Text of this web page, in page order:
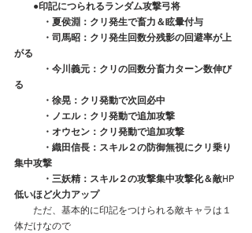
●印記につられるランダム攻撃弓将
・夏侯淵：クリ発生で畜力＆眩暈付与
・司馬昭：クリ発生回数分残影の回避率が上
がる
・今川義元：クリの回数分畜力ターン数伸び
る
・徐晃：クリ発動で次回必中
・ノエル：クリ発動で追加攻撃
・オウセン：クリ発動で追加攻撃
・織田信長：スキル２の防御無視にクリ乗り
集中攻撃
・三妖精：スキル２の攻撃集中攻撃化＆敵HP
低いほど火力アップ
ただ、基本的に印記をつけられる敵キャラは１
体だけなので